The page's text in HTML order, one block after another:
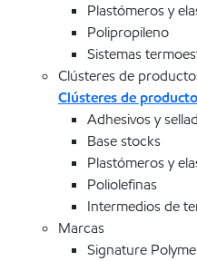
Plastómeros y
Polipropileno
Sistemas
Clústeres de
Clústeres de
Adhesivos y
Base stocks
Plastómeros y
Poliolefinas
Intermedios de
Marcas
Signature